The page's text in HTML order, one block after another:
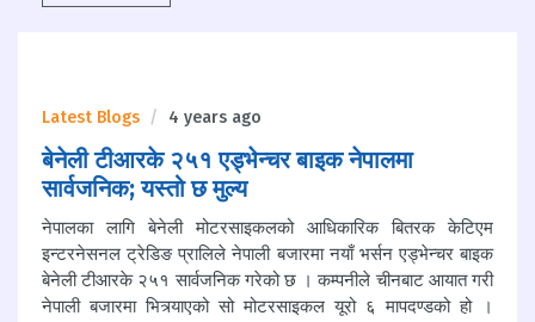
Latest Blogs 4 years ago
बेनेली टीआरके २५१ एड्भेन्चर बाइक नेपालमा
सार्वजनिक; यस्तो छ मुल्य
नेपालका लागि बेनेली मोटरसाइकलको आधिकारिक बितरक केटिएम
इन्टरनेसनल ट्रेडिङ प्रालिले नेपाली बजारमा नयाँ भर्सन एड्भेन्चर बाइक
बेनेली टीआरके २५१ सार्वजनिक गरेको छ । कम्पनीले चीनबाट आयात गरी
नेपाली बजारमा भित्र्याएको सो मोटरसाइकल यूरो ६ मापदण्डको हो ।